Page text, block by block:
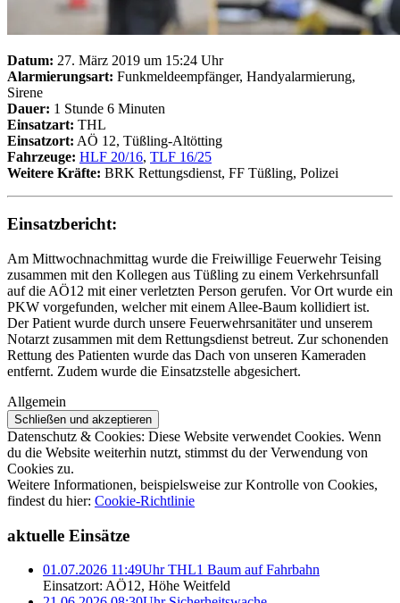
Datum: 27. März 2019 um 15:24 Uhr
Alarmierungsart: Funkmeldeempfänger, Handyalarmierung,
Sirene
Dauer: 1 Stunde 6 Minuten
Einsatzart: THL
Einsatzort: AÖ 12, Tüßling-Altötting
Fahrzeuge: HLF 20/16, TLF 16/25
Weitere Kräfte: BRK Rettungsdienst, FF Tüßling, Polizei
Einsatzbericht:
Am Mittwochnachmittag wurde die Freiwillige Feuerwehr Teising
zusammen mit den Kollegen aus Tüßling zu einem Verkehrsunfall
auf die AÖ12 mit einer verletzten Person gerufen. Vor Ort wurde ein
PKW vorgefunden, welcher mit einem Allee-Baum kollidiert ist.
Der Patient wurde durch unsere Feuerwehrsanitäter und unserem
Notarzt zusammen mit dem Rettungsdienst betreut. Zur schonenden
Rettung des Patienten wurde das Dach von unseren Kameraden
entfernt. Zudem wurde die Einsatzstelle abgesichert.
Allgemein
Datenschutz & Cookies: Diese Website verwendet Cookies. Wenn
du die Website weiterhin nutzt, stimmst du der Verwendung von
Cookies zu.
Weitere Informationen, beispielsweise zur Kontrolle von Cookies,
findest du hier: Cookie-Richtlinie
aktuelle Einsätze
01.07.2026 11:49Uhr THL1 Baum auf Fahrbahn
Einsatzort: AÖ12, Höhe Weitfeld